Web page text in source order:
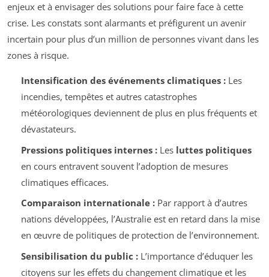
enjeux et à envisager des solutions pour faire face à cette
crise. Les constats sont alarmants et préfigurent un avenir
incertain pour plus d’un million de personnes vivant dans les
zones à risque.
Intensification des événements climatiques :Les
incendies, tempêtes et autres catastrophes
météorologiques deviennent de plus en plus fréquents et
dévastateurs.
Pressions politiques internes :Les luttes politiques
en cours entravent souvent l’adoption de mesures
climatiques efficaces.
Comparaison internationale :Par rapport à d’autres
nations développées, l’Australie est en retard dans la mise
en œuvre de politiques de protection de l’environnement.
Sensibilisation du public :L’importance d’éduquer les
citoyens sur les effets du changement climatique et les